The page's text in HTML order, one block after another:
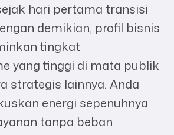
hari pertama transisi
demikian, profil bisnis
tingkat
yang tinggi di mata publik
strategis lainnya. Anda
energi sepenuhnya
tanpa beban